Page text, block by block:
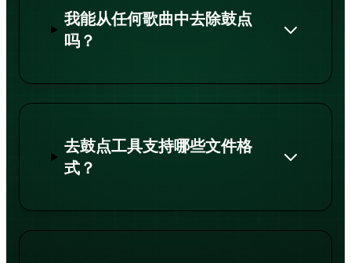
我能从任何歌曲中去除鼓点
吗？
去鼓点工具支持哪些文件格
式？